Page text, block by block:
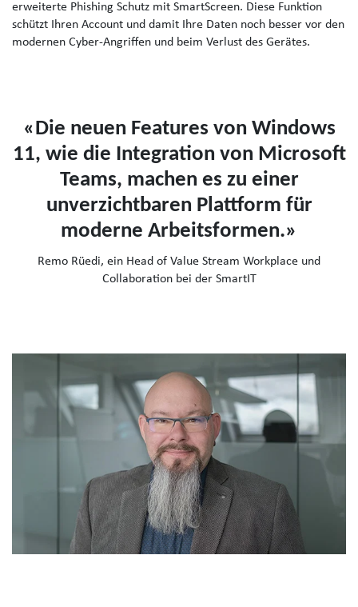
erweiterte Phishing Schutz mit SmartScreen. Diese Funktion
schützt Ihren Account und damit Ihre Daten noch besser vor den
modernen Cyber-Angriffen und beim Verlust des Gerätes.
«Die neuen Features von Windows
11, wie die Integration von Microsoft
Teams, machen es zu einer
unverzichtbaren Plattform für
moderne Arbeitsformen.»
Remo Rüedi, ein Head of Value Stream Workplace und
Collaboration bei der SmartIT